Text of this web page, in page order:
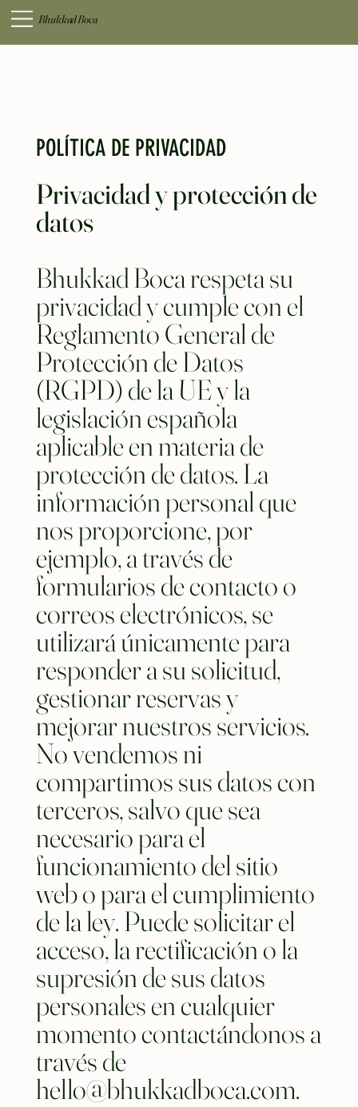
Bhukkad Boca
POLÍTICA DE PRIVACIDAD
Privacidad y protección de
datos
Bhukkad Boca respeta su
privacidad y cumple con el
Reglamento General de
Protección de Datos
(RGPD) de la UE y la
legislación española
aplicable en materia de
protección de datos. La
información personal que
nos proporcione, por
ejemplo, a través de
formularios de contacto o
correos electrónicos, se
utilizará únicamente para
responder a su solicitud,
gestionar reservas y
mejorar nuestros servicios.
No vendemos ni
compartimos sus datos con
terceros, salvo que sea
necesario para el
funcionamiento del sitio
web o para el cumplimiento
de la ley. Puede solicitar el
acceso, la rectificación o la
supresión de sus datos
personales en cualquier
momento contactándonos a
través de
hello@bhukkadboca.com.